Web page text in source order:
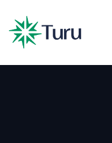
content